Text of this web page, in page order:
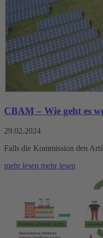
CBAM – Wie geht es
29.02.2024
Falls die Kommission den
mehr lesen mehr lesen